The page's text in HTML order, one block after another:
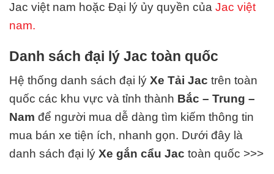
Jac việt nam hoặc Đại lý ủy quyền của Jac việt
nam.
Danh sách đại lý Jac toàn quốc
Hệ thống danh sách đại lý Xe Tải Jac trên toàn
quốc các khu vực và tỉnh thành Bắc – Trung –
Nam để người mua dễ dàng tìm kiếm thông tin
mua bán xe tiện ích, nhanh gọn. Dưới đây là
danh sách đại lý Xe gắn cẩu Jac toàn quốc >>>